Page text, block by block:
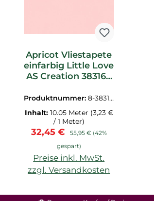
Apricot Vliestapete
einfarbig Little Love
AS Creation 383167
Produktnummer:8-38316
Inhalt: 10.05 Meter (3,23 €
/ 1 Meter)
Verkaufspreis:
32,45 € Regulärer Preis:
55,95 € (42%
gespart)
Preise inkl. MwSt.
zzgl. Versandkosten